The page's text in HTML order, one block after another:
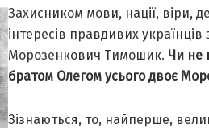
Захисником мови, нації, віри,
інтересів правдивих українців
Морозенкович Тимошик. Чи не
братом Олегом усього двоє
Зізнаються, то, найперше,